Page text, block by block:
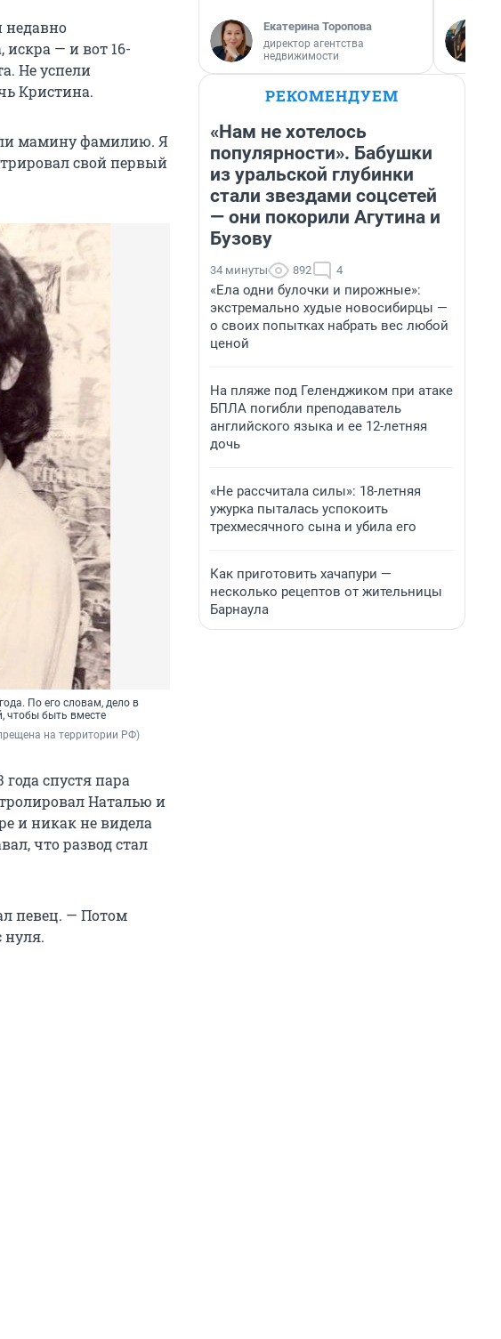
недавно
искра — и вот 16-
Не успели
Кристина.
мамину фамилию. Я
свой первый
По его словам, дело в
чтобы быть вместе
на территории РФ)
спустя пара
Наталью и
и никак не видела
что развод стал
певец. — Потом
Екатерина Торопова
директор агентства
недвижимости
РЕКОМЕНДУЕМ
«Нам не хотелось
популярности». Бабушки
из уральской глубинки
стали звездами соцсетей
— они покорили Агутина и
Бузову
34 минуты 892 4
«Ела одни булочки и пирожные»:
экстремально худые новосибирцы —
о своих попытках набрать вес любой
ценой
На пляже под Геленджиком при атаке
БПЛА погибли преподаватель
английского языка и ее 12-летняя
дочь
«Не рассчитала силы»: 18-летняя
ужурка пыталась успокоить
трехмесячного сына и убила его
Как приготовить хачапури —
несколько рецептов от жительницы
Барнаула